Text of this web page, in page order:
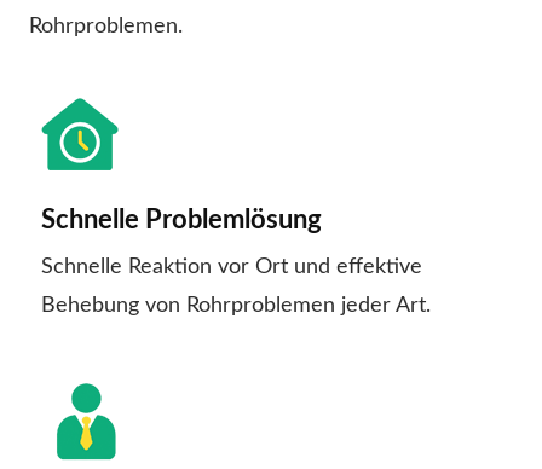
Rohrproblemen.
Schnelle Problemlösung
Schnelle Reaktion vor Ort und effektive
Behebung von Rohrproblemen jeder Art.